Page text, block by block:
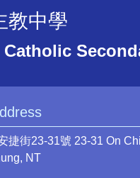
教中學
Catholic
捷街23-31號 23-31 On
NT